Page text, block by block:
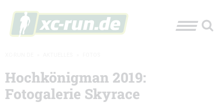
Hochkönigman 2019:
Fotogalerie Skyrace